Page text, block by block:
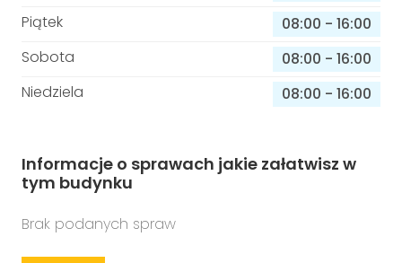
Piątek
08:00 - 16:00
Sobota
08:00 - 16:00
Niedziela
08:00 - 16:00
Informacje o sprawach jakie załatwisz w
tym budynku
Brak podanych spraw